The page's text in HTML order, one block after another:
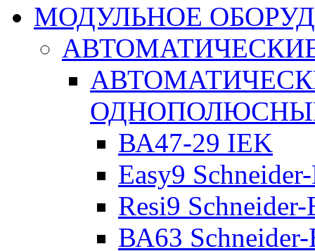
МОДУЛЬНОЕ
ВА47-29 IEK
Easy9
Resi9
ВА63